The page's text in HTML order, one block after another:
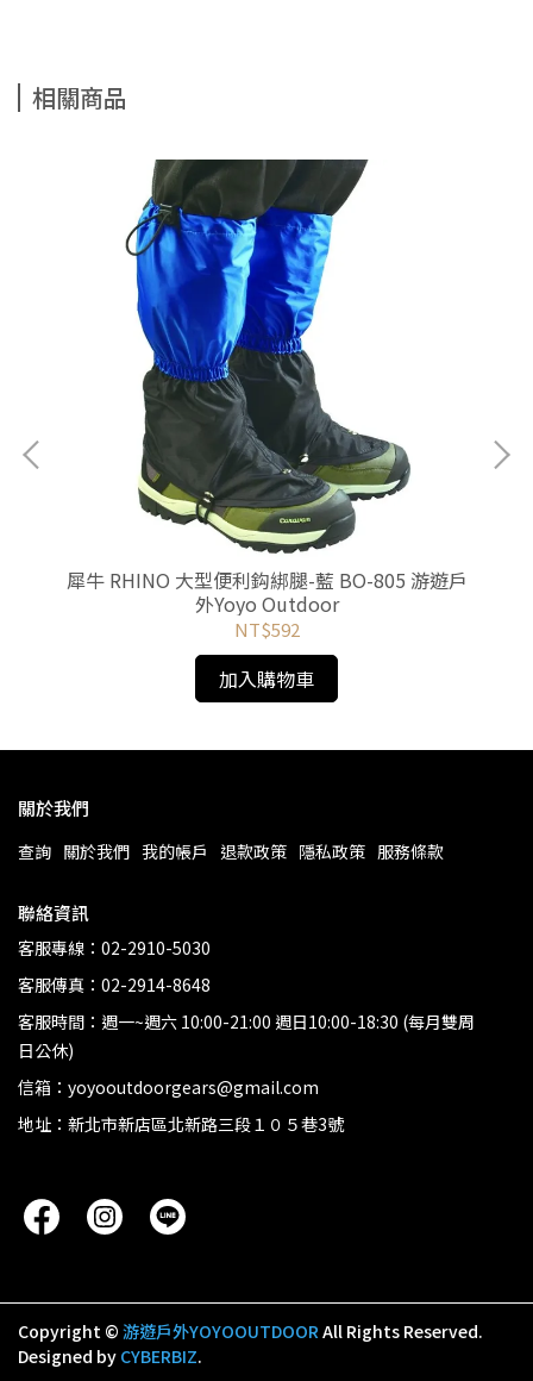
相關商品
犀牛 RHINO 大型便利鈎綁腿-藍 BO-805 游遊戶
外Yoyo Outdoor
NT$592
加入購物車
關於我們
查詢 關於我們 我的帳戶 退款政策 隱私政策 服務條款
聯絡資訊
客服專線：02-2910-5030
客服傳真：02-2914-8648
客服時間：週一~週六 10:00-21:00 週日10:00-18:30 (每月雙周
日公休)
信箱：yoyooutdoorgears@gmail.com
地址：新北市新店區北新路三段１０５巷3號
Copyright © 游遊戶外YOYOOUTDOORAll Rights Reserved.
Designed by CYBERBIZ.